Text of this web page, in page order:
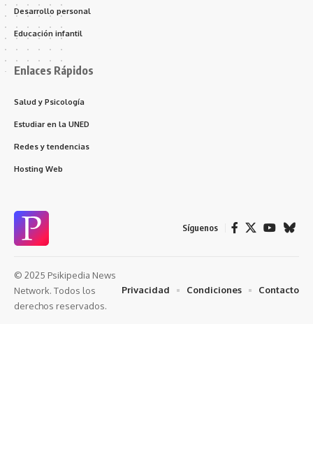
Desarrollo personal
Educación infantil
Enlaces Rápidos
Salud y Psicología
Estudiar en la UNED
Redes y tendencias
Hosting Web
Síguenos
© 2025 Psikipedia News
Network. Todos los
derechos reservados.
Privacidad Condiciones Contacto